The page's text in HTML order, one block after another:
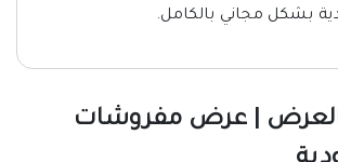
بشكل مجاني بالكامل.
| عرض مفروشات